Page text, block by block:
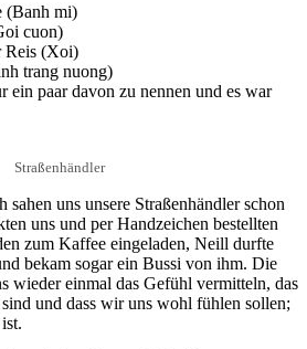
(Banh mi)
cuon)
Reis (Xoi)
trang nuong)
ein paar davon zu nennen und es war
Straßenhändler
uns unsere Straßenhändler schon
uns und per Handzeichen bestellten
zum Kaffee eingeladen, Neill durfte
bekam sogar ein Bussi von ihm. Die
wieder einmal das Gefühl vermitteln, das
und dass wir uns wohl fühlen sollen;